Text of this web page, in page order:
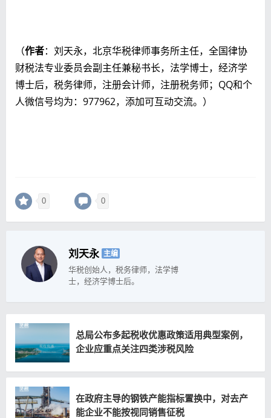
（作者：刘天永，北京华税律师事务所主任，全国律协
财税法专业委员会副主任兼秘书长，法学博士，经济学
博士后，税务律师，注册会计师，注册税务师；QQ和个
人微信号均为：977962，添加可互动交流。）
0 0
刘天永 主编
华税创始人，税务律师，法学博
士，经济学博士后。
总局公布多起税收优惠政策适用典型案例，
企业应重点关注四类涉税风险
在政府主导的钢铁产能指标置换中，对去产
能企业不能按视同销售征税